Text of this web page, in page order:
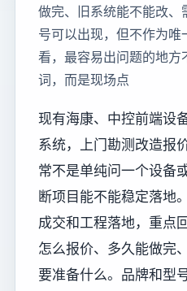
做完、旧系统能不能改、
号可以出现，但不作为唯
看，最容易出问题的地方
词，而是现场点
现有海康、中控前端设
系统，上门勘测改造报
常不是单纯问一个设备
断项目能不能稳定落地
成交和工程落地，重点
怎么报价、多久能做完
要准备什么。品牌和型